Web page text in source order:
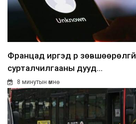
Францад иргэд рүү зөвшөөрөлгүй
сурталчилгааны дууд...
8 минутын өмнө